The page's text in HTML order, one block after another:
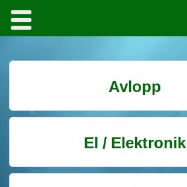
Avlopp
El / Elektronik